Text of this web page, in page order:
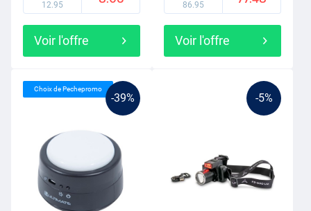
12.95
Voir l'offre
86.95
Voir l'offre
-39%
Choix de Pechepromo
-5%